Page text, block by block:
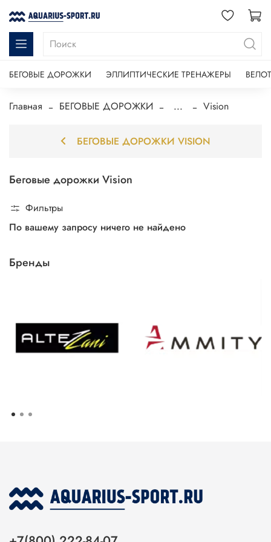
БЕГОВЫЕ ДОРОЖКИ ЭЛЛИПТИЧЕСКИЕ ТРЕНАЖЕРЫ
Главная БЕГОВЫЕ ДОРОЖКИ ... Vision
Беговые дорожки Vision
Фильтры
По вашему запросу ничего не найдено
Бренды
БЕГОВЫЕ ДОРОЖКИ VISION